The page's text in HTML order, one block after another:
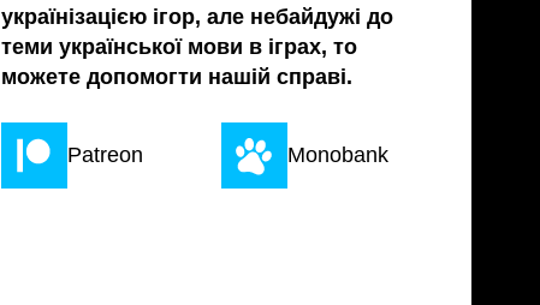
українізацією ігор, але небайдужі до
теми української мови в іграх, то
можете допомогти нашій справі.
Patreon Monobank